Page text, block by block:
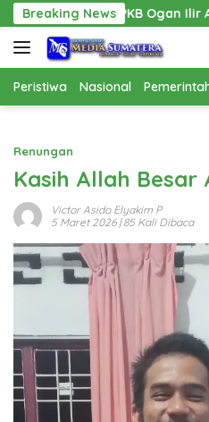
Langsung
ke
konten
Breaking News
Ogan Ilir Alami Kecelakaan
Peristiwa Nasional
Renungan
Kasih Allah Besar
Victor Asido Elyakim P
5 Maret 2026| 85 Kali Dibaca